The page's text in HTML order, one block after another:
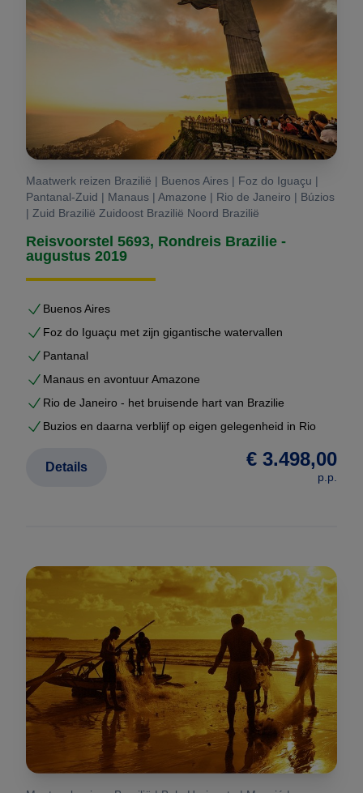
Maatwerk reizen Brazilië | Buenos Aires | Foz do Iguaçu |
Pantanal-Zuid | Manaus | Amazone | Rio de Janeiro | Búzios
| Zuid Brazilië Zuidoost Brazilië Noord Brazilië
Reisvoorstel 5693, Rondreis Brazilie -
augustus 2019
Buenos Aires
Foz do Iguaçu met zijn gigantische watervallen
Pantanal
Manaus en avontuur Amazone
Rio de Janeiro - het bruisende hart van Brazilie
Buzios en daarna verblijf op eigen gelegenheid in Rio
€ 3.498,00
p.p.
Details